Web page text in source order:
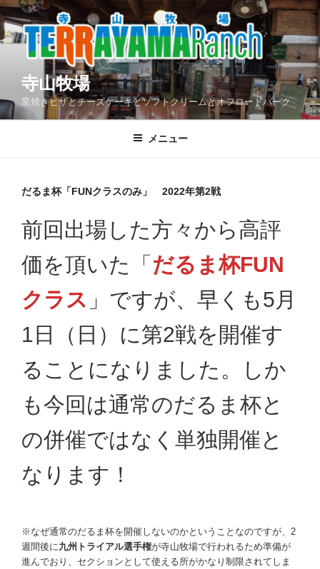
コ
ン
テ
ス
寺山牧場
窯焼きピザとチーズケーキとソフトクリームとオフロードパーク
メニュー
だるま杯「FUNクラスのみ」 2022年第2戦
前回出場した方々から高評
価を頂いた「 だるま杯FUN
クラス 」ですが、早くも5月
1日（日）に第2戦を開催す
ることになりました。しか
も今回は通常のだるま杯と
の併催ではなく単独開催と
なります！
※なぜ通常のだるま杯を開催しないのかということなのですが、2
週間後に 九州トライアル選手権が寺山牧場で行われるため準備が
進んでおり、セクションとして使える所がかなり制限されてしま